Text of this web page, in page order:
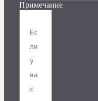
Примечание